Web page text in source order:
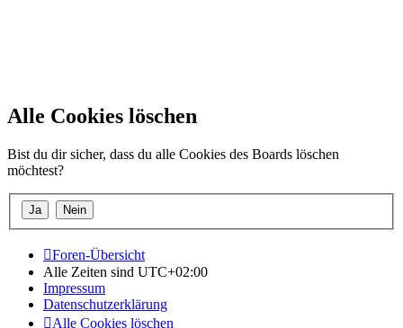
Alle Cookies löschen
Bist du dir sicher, dass du alle Cookies des Boards löschen
möchtest?
Foren-Übersicht
Alle Zeiten sind UTC+02:00
Impressum
Datenschutzerklärung
Alle Cookies löschen